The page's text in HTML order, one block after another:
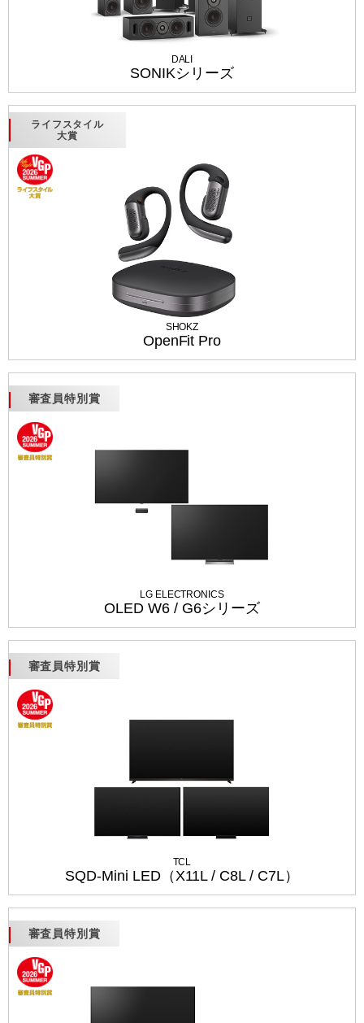
DALI
SONIKシリーズ
ライフスタイル
大賞
SHOKZ
OpenFit Pro
審査員特別賞
LG ELECTRONICS
OLED W6 / G6シリーズ
審査員特別賞
TCL
SQD-Mini LED（X11L / C8L / C7L）
審査員特別賞